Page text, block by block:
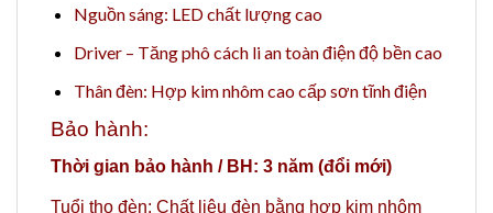
Nguồn sáng: LED chất lượng cao
Driver – Tăng phô cách li an toàn điện độ bền cao
Thân đèn: Hợp kim nhôm cao cấp sơn tĩnh điện
Bảo hành:
Thời gian bảo hành / BH: 3 năm (đổi mới)
Tuổi thọ đèn: Chất liệu đèn bằng hợp kim nhôm